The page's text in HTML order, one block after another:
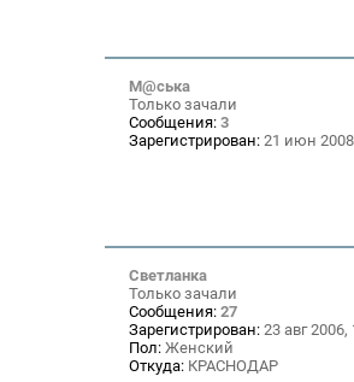
М@ська
Только зачали
Сообщения: 3
Зарегистрирован: 21 июн
Светланка
Только зачали
Сообщения: 27
Зарегистрирован: 23 авг 2006,
Пол: Женский
Откуда: КРАСНОДАР